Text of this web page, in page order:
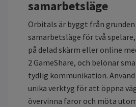
samarbetsläge
Orbitals är byggt från
samarbetsläge för två
på delad skärm eller online
2 GameShare, och belönar
tydlig kommunikation.
unika verktyg för att öppna
övervinna faror och möta